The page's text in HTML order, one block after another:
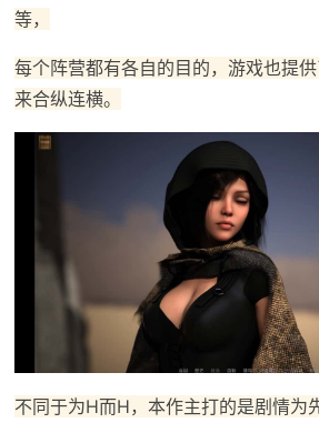
等，
每个阵营都有各自的目的，游戏也提
来合纵连横。
不同于为H而H，本作主打的是剧情为